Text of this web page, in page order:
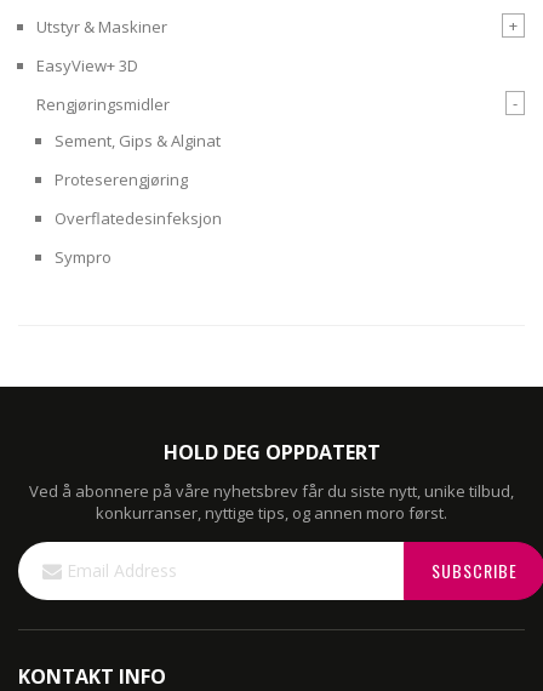
Utstyr & Maskiner
+
EasyView+ 3D
Rengjøringsmidler
-
Sement, Gips & Alginat
Proteserengjøring
Overflatedesinfeksjon
Sympro
HOLD DEG OPPDATERT
Ved å abonnere på våre nyhetsbrev får du siste nytt, unike tilbud,
konkurranser, nyttige tips, og annen moro først.
Sign
Up
for
SUBSCRIBE
KONTAKT INFO